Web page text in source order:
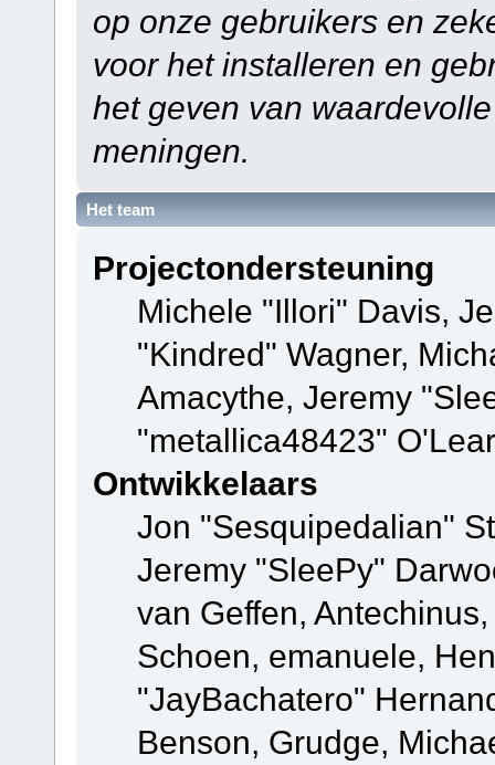
op onze gebruikers en
voor het installeren en
het geven van
meningen.
Het team
Projectondersteuning
Michele "Illori" Davis,
"Kindred" Wagner,
Amacythe, Jeremy
"metallica48423"
Ontwikkelaars
Jon "Sesquipedalian"
Jeremy "SleePy"
van Geffen,
Schoen, emanuele,
"JayBachatero"
Benson, Grudge,